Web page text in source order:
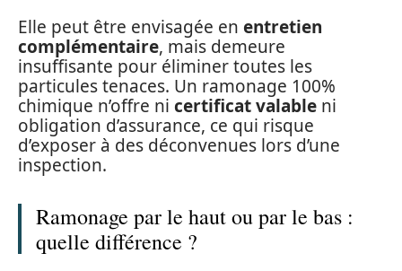
Elle peut être envisagée en entretien
complémentaire, mais demeure
insuffisante pour éliminer toutes les
particules tenaces. Un ramonage 100%
chimique n’offre ni certificat valable ni
obligation d’assurance, ce qui risque
d’exposer à des déconvenues lors d’une
inspection.
Ramonage par le haut ou par le bas :
quelle différence ?